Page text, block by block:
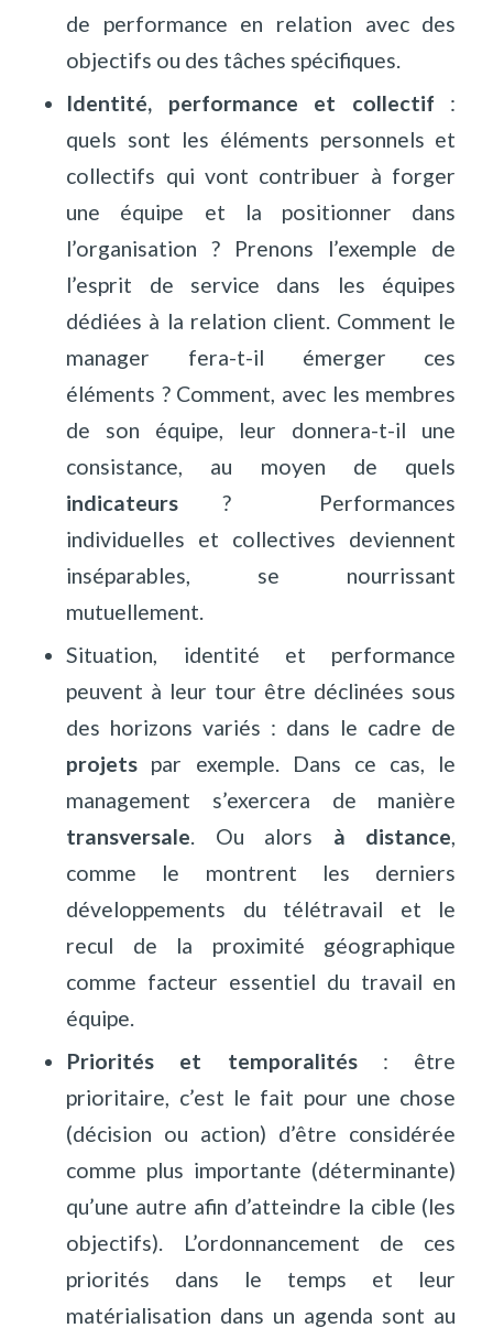
de performance en relation avec des
objectifs ou des tâches spécifiques.
Identité, performance et collectif :
quels sont les éléments personnels et
collectifs qui vont contribuer à forger
une équipe et la positionner dans
l’organisation ? Prenons l’exemple de
l’esprit de service dans les équipes
dédiées à la relation client. Comment le
manager fera-t-il émerger ces
éléments ? Comment, avec les membres
de son équipe, leur donnera-t-il une
consistance, au moyen de quels
indicateurs ?
Performances
individuelles et collectives deviennent
inséparables, se nourrissant
mutuellement.
Situation, identité et performance
peuvent à leur tour être déclinées sous
des horizons variés : dans le cadre de
projets par exemple. Dans ce cas, le
management s’exercera de manière
transversale. Ou alors à distance,
comme le montrent les derniers
développements du télétravail et le
recul de la proximité géographique
comme facteur essentiel du travail en
équipe.
Priorités et temporalités: être
prioritaire, c’est le fait pour une chose
(décision ou action) d’être considérée
comme plus importante (déterminante)
qu’une autre afin d’atteindre la cible (les
objectifs). L’ordonnancement de ces
priorités dans le temps et leur
matérialisation dans un agenda sont au